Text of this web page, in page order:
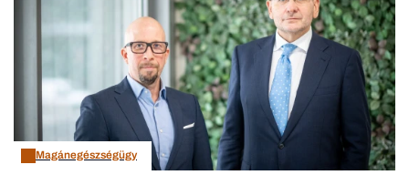
Magánegészségügy